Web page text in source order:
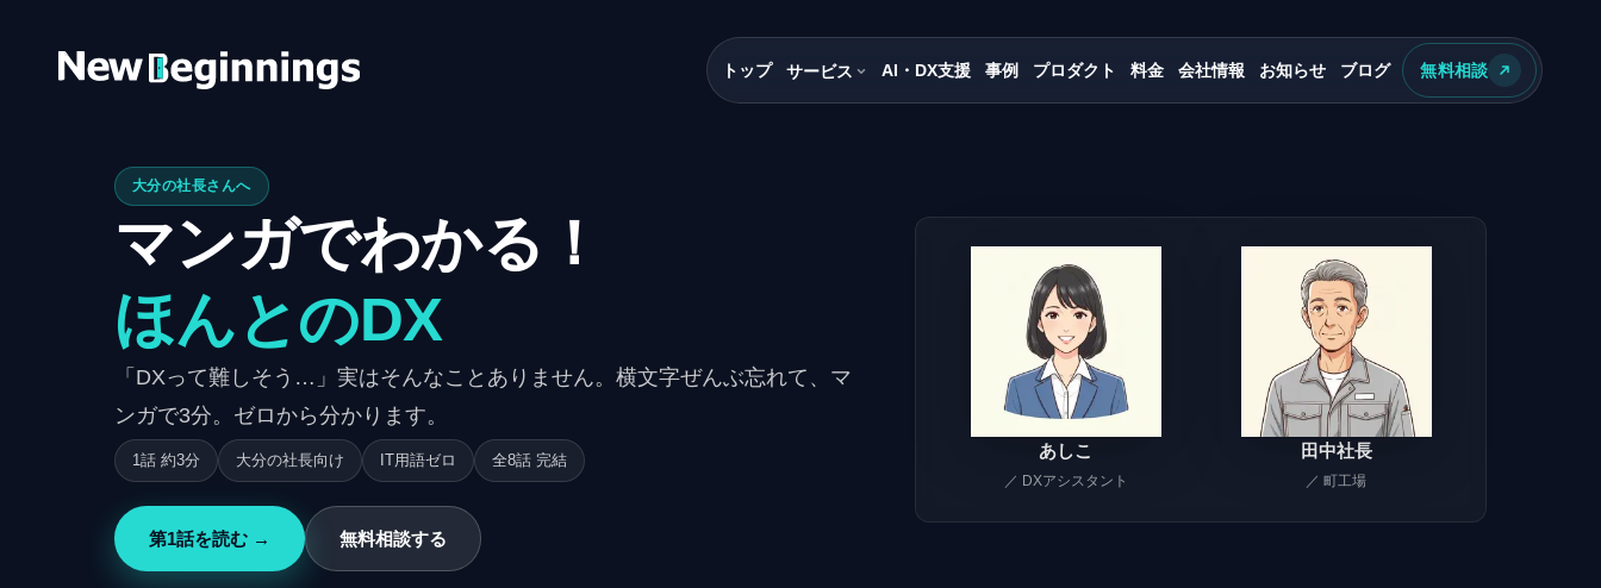
トップ サービス AI・DX支援 事例 プロダクト 料金 会社情報 お知らせ ブログ 無料相談
大分の社長さんへ
マンガでわかる！
ほんとのDX
「DXって難しそう…」 実はそんなことありません。横文字ぜんぶ忘れて、マ
ンガで3分。ゼロから分かります。
1話 約3分 大分の社長向け IT用語ゼロ 全8話 完結
第1話を読む → 無料相談する
あしこ
／ DXアシスタント
田中社長
／ 町工場